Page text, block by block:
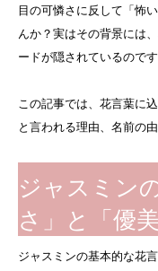
目の可憐さに反して「怖
んか？実はその背景には
ードが隠されているのです
この記事では、花言葉に
と言われる理由、名前の
ジャスミン
さ」と「優美
ジャスミンの基本的な花